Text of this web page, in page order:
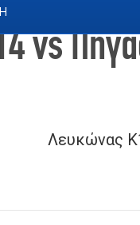
vs
Λευκώνας